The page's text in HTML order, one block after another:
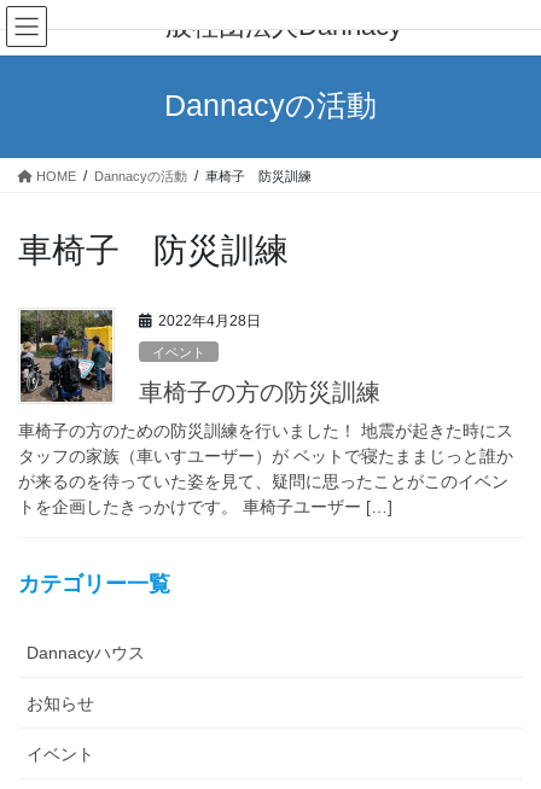
コ
ン
テ
ス
ナ
ビ
ゲ
ン
一般社団法人Dannacy
Dannacyの活動
HOME Dannacyの活動 車椅子 防災訓練
車椅子 防災訓練
2022年4月28日
イベント
車椅子の方の防災訓練
車椅子の方のための防災訓練を行いました！ 地震が起きた時にス
タッフの家族（車いすユーザー）が ベットで寝たままじっと誰か
が来るのを待っていた姿を見て、疑問に思ったことがこのイベン
トを企画したきっかけです。 車椅子ユーザー […]
カテゴリー一覧
Dannacyハウス
お知らせ
イベント